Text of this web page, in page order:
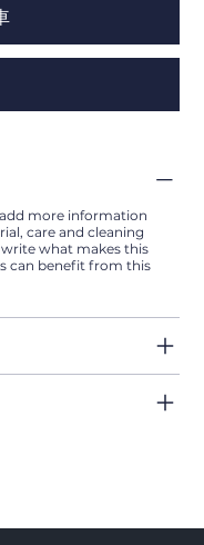
more information
care and cleaning
write what makes this
can benefit from this